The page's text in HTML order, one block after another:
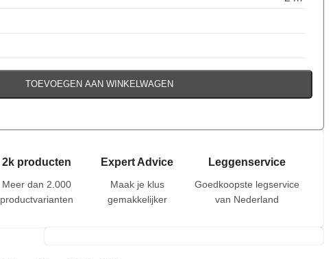
TOEVOEGEN AAN WINKELWAGEN
2k producten
Meer dan 2.000
productvarianten
Expert Advice
Maak je klus
gemakkelijker
Leggenservice
Goedkoopste legservice
van Nederland